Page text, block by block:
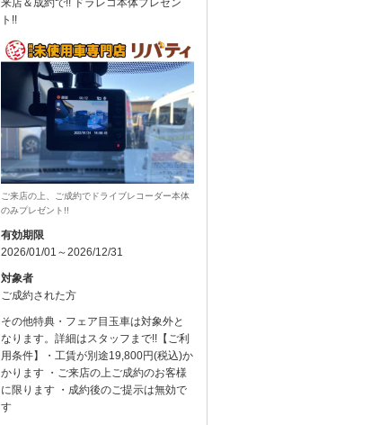
来店＆成約で!! ドラレコ本体プレゼン
ト!!
ご来店の上、ご成約でドライブレコーダー本体
のみプレゼント!!
有効期限
2026/01/01～2026/12/31
対象者
ご成約された方
その他特典・フェア目玉車は対象外と
なります。詳細はスタッフまで!!【ご利
用条件】・工賃が別途19,800円(税込)か
かります ・ご来店の上ご成約のお客様
に限ります ・成約後のご提示は無効で
す